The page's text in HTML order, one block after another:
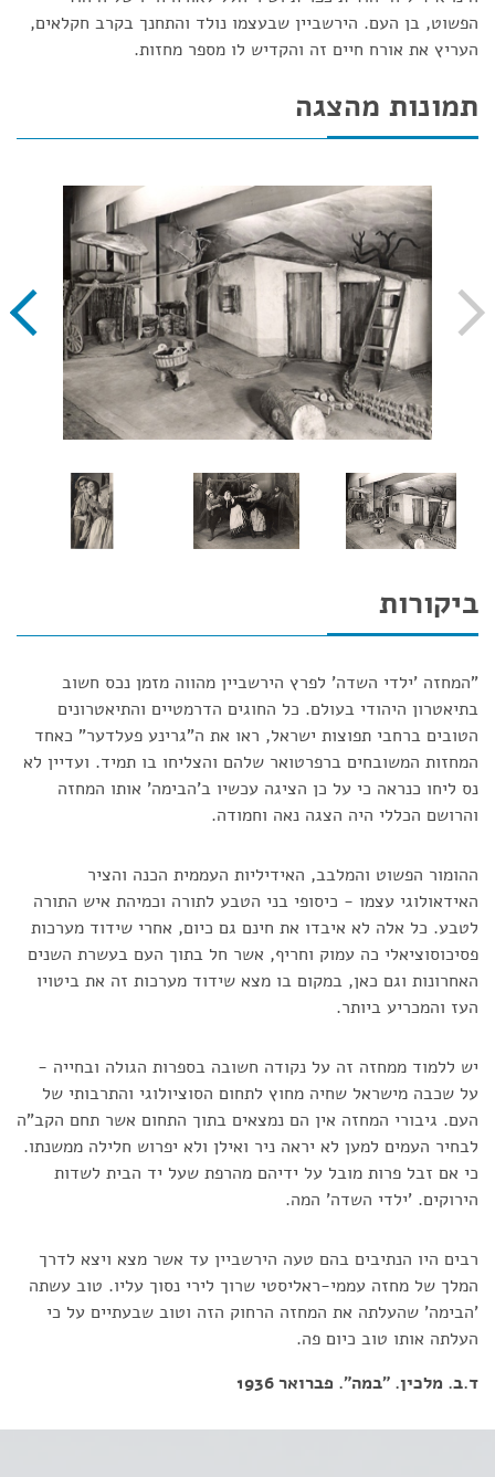
הפשוט, בן העם. הירשביין שבעצמו נולד והתחנך בקרב חקלאים,
העריץ את אורח חיים זה והקדיש לו מספר מחזות.
תמונות מהצגה
ביקורות
"המחזה 'ילדי השדה' לפרץ הירשביין מהווה מזמן נכס חשוב
בתיאטרון היהודי בעולם. כל החוגים הדרמטיים והתיאטרונים
הטובים ברחבי תפוצות ישראל, ראו את ה"גרינע פעלדער" כאחד
המחזות המשובחים ברפרטואר שלהם והצליחו בו תמיד. ועדיין לא
נס ליחו כנראה כי על כן הציגה עכשיו ב'הבימה' אותו המחזה
והרושם הכללי היה הצגה נאה וחמודה.
ההומור הפשוט והמלבב, האידיליות העממית הכנה והציר
האידאולוגי עצמו - כיסופי בני הטבע לתורה וכמיהת איש התורה
לטבע. כל אלה לא איבדו את חינם גם כיום, אחרי שידוד מערכות
פסיכוסוציאלי כה עמוק וחריף, אשר חל בתוך העם בעשרת השנים
האחרונות וגם כאן, במקום בו מצא שידוד מערכות זה את ביטויו
העז והמכריע ביותר.
יש ללמוד ממחזה זה על נקודה חשובה בספרות הגולה ובחייה -
על שכבה מישראל שחיה מחוץ לתחום הסוציולוגי והתרבותי של
העם. גיבורי המחזה אין הם נמצאים בתוך התחום אשר תחם הקב"ה
לבחיר העמים למען לא יראה ניר ואילן ולא יפרוש חלילה ממשנתו.
כי אם זבל פרות מובל על ידיהם מהרפת שעל יד הבית לשדות
הירוקים. 'ילדי השדה' המה.
רבים היו הנתיבים בהם טעה הירשביין עד אשר מצא ויצא לדרך
המלך של מחזה עממי-ראליסטי שרוך לירי נסוך עליו. טוב עשתה
'הבימה' שהעלתה את המחזה הרחוק הזה וטוב שבעתיים על כי
העלתה אותו טוב כיום פה.
ד.ב. מלכין. "במה". פברואר 1936